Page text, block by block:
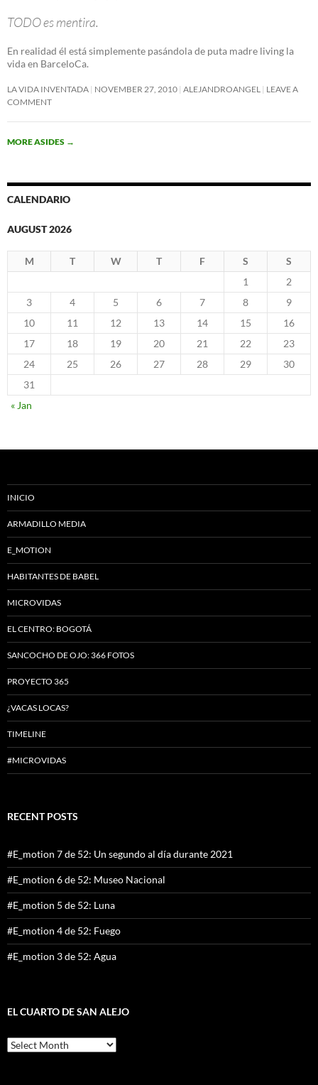
TODO es mentira.
En realidad él está simplemente pasándola de puta madre living la
vida en BarceloCa.
LA VIDA INVENTADA NOVEMBER 27, 2010 ALEJANDROANGEL
LEAVE A
COMMENT
MORE ASIDES →
CALENDARIO
AUGUST 2026
M T W T F S
S
1
2
3
4 5 6 7 8
9
10
11 12 13 14 15
16
17
18 19 20 21 22
23
24
25 26 27 28 29
30
31
« Jan
INICIO
ARMADILLO MEDIA
E_MOTION
HABITANTES DE BABEL
MICROVIDAS
EL CENTRO: BOGOTÁ
SANCOCHO DE OJO: 366 FOTOS
PROYECTO 365
¿VACAS LOCAS?
TIMELINE
#MICROVIDAS
RECENT POSTS
#E_motion 7 de 52: Un segundo al día durante 2021
#E_motion 6 de 52: Museo Nacional
#E_motion 5 de 52: Luna
#E_motion 4 de 52: Fuego
#E_motion 3 de 52: Agua
EL CUARTO DE SAN ALEJO
El
cuarto